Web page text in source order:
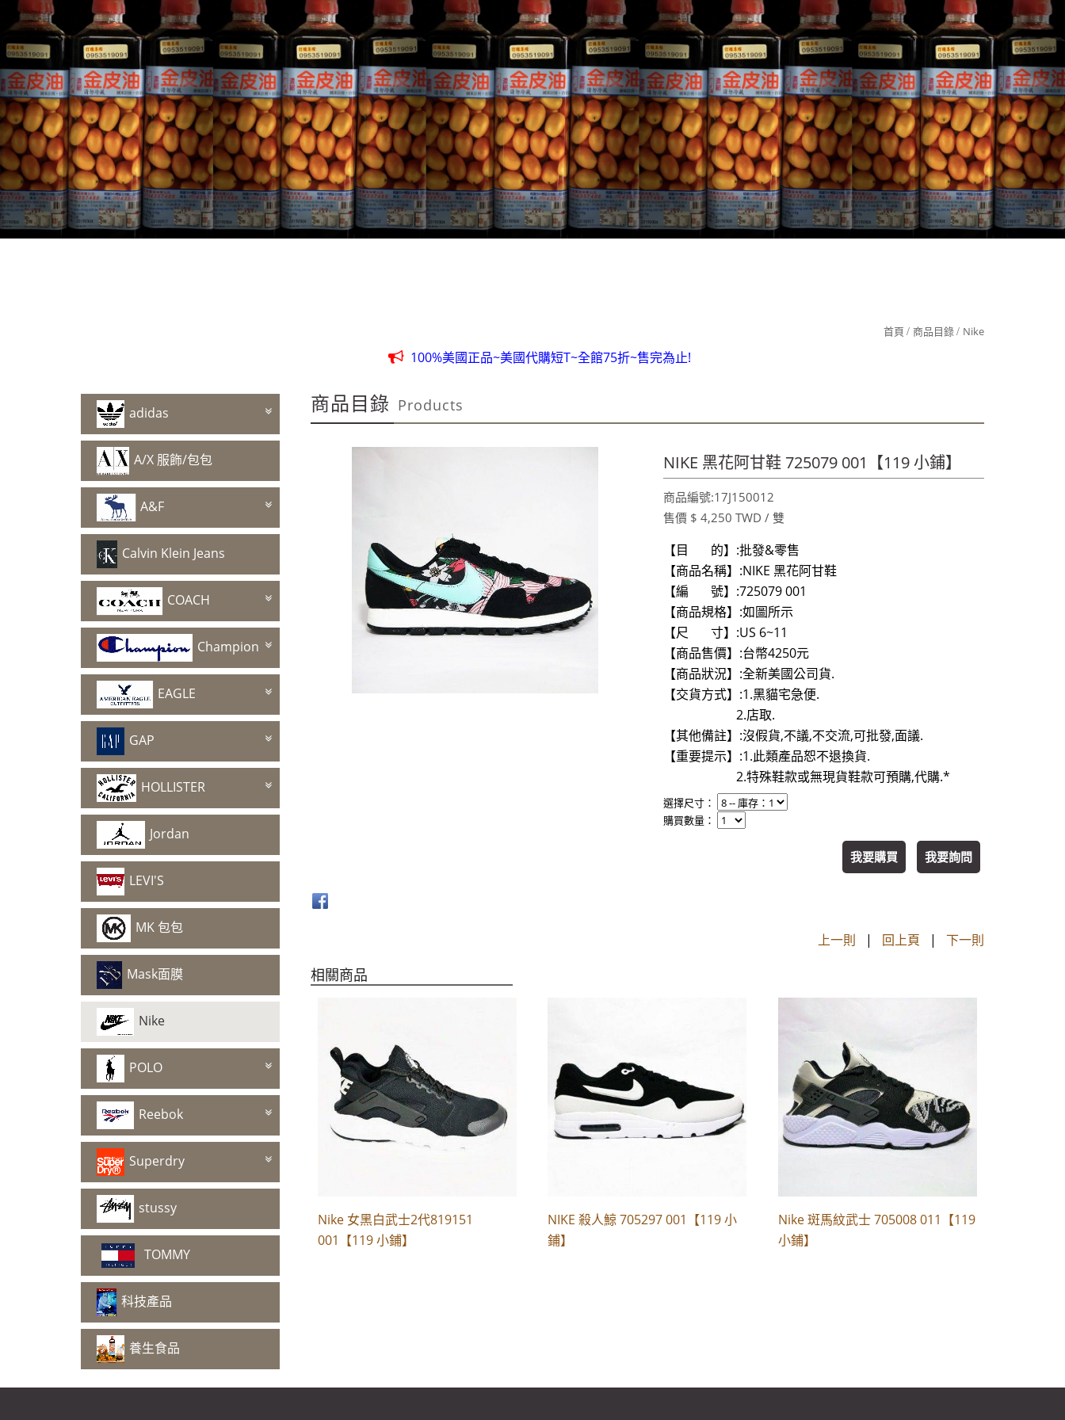
首頁 商品目錄 Nike
100%美國正品~美國代購短T~全館75折~售完為止!
100%美國OUTLET代購~全館美國紐約正品服飾~滿2000元~按讚分享!9折!
100%美國正品~美國代購短T~全館75折~售完為止!
~週年慶～週年慶～團購聖品~ 金皮油~買滿二千元免運費~買12瓶送1瓶~手腳要快喔～秋冬保養喉嚨最好聖品～
100%美國OUTLET代購~全館美國紐約正品服飾~滿2000元~按讚分享!9折!
adidas
A/X 服飾/包包
A&F
Calvin Klein Jeans
COACH
Champion
EAGLE
GAP
HOLLISTER
Jordan
LEVI'S
MK 包包
Mask面膜
Nike
POLO
Reebok
Superdry
stussy
TOMMY
科技產品
養生食品
商品目錄 Products
NIKE 黑花阿甘鞋 725079 001【119 小鋪】
商品編號:17J150012
售價 $ 4,250 TWD / 雙
【目 的】:批發&零售
【商品名稱】:NIKE 黑花阿甘鞋
【編 號】:725079 001
【商品規格】:如圖所示
【尺 寸】:US 6~11
【商品售價】:台幣4250元
【商品狀況】:全新美國公司貨.
【交貨方式】:1.黑貓宅急便.
2.店取.
【其他備註】:沒假貨,不議,不交流,可批發,面議.
【重要提示】:1.此類產品恕不退換貨.
2.特殊鞋款或無現貨鞋款可預購,代購.*
選擇尺寸：
購買數量：
我要購買 我要詢問
上一則 | 回上頁 | 下一則
相關商品
Nike 女黑白武士2代819151
001【119 小鋪】
NIKE 殺人鯨 705297 001【119 小
鋪】
Nike 斑馬紋武士 705008 011【119
小鋪】